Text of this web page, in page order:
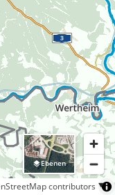
10 kmcontributors
Ebenen